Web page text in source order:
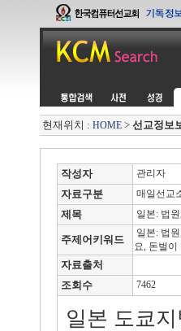
현재위치 : HOME > 선교정보
작성자 관리자
자료구분
매일선교
제목
일본: 법
주제어키워드
일본: 법
요, 돈벌이
자료출처
조회수
7462
일본 도쿄